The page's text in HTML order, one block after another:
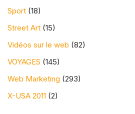
Sport (18)
Street Art (15)
Vidéos sur le web (82)
VOYAGES (145)
Web Marketing (293)
X-USA 2011 (2)